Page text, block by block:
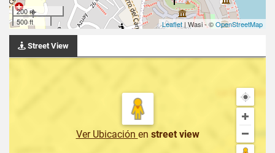
200 m
500 ft
Leaflet | Wasi - ©OpenStreetMap
Street View
Ver Ubicación en street view